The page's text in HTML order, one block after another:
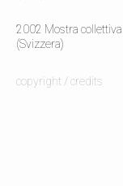
2002 Mostra
(Svizzera)
copyright / credits